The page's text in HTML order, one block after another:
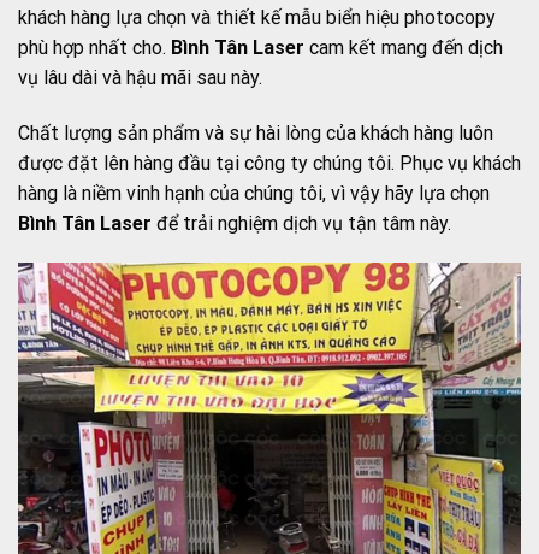
khách hàng lựa chọn và thiết kế mẫu biển hiệu photocopy
phù hợp nhất cho. Bình Tân Laser cam kết mang đến dịch
vụ lâu dài và hậu mãi sau này.
Chất lượng sản phẩm và sự hài lòng của khách hàng luôn
được đặt lên hàng đầu tại công ty chúng tôi. Phục vụ khách
hàng là niềm vinh hạnh của chúng tôi, vì vậy hãy lựa chọn
Bình Tân Laser để trải nghiệm dịch vụ tận tâm này.